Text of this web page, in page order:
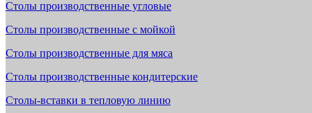
Столы производственные угловые
Столы производственные с мойкой
Столы производственные для мяса
Столы производственные кондитерские
Столы-вставки в тепловую линию